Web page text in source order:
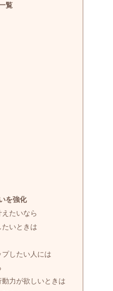
覧
を強化
たいなら
いときは
したい人には
力が欲しいときは